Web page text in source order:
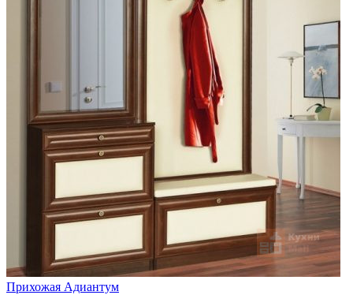
Прихожая Адиантум